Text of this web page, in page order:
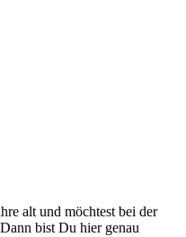
alt und möchtest bei der
bist Du hier genau